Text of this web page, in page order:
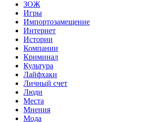
ЗОЖ
Игры
Импортозамещение
Интернет
Истории
Компании
Криминал
Культура
Лайфхаки
Личный счет
Люди
Места
Мнения
Мода